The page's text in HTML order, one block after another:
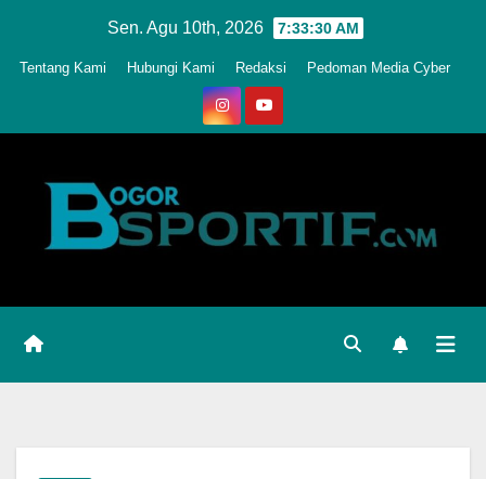
Sen. Agu 10th, 2026 7:33:33 AM
Tentang Kami Hubungi Kami Redaksi Pedoman Media Cyber